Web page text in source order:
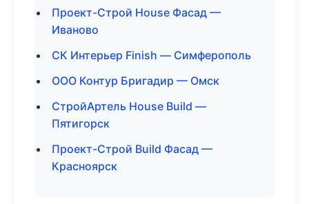
Проект-Строй House Фасад —
Иваново
СК Интерьер Finish — Симферополь
ООО Контур Бригадир — Омск
СтройАртель House Build —
Пятигорск
Проект-Строй Build Фасад —
Красноярск